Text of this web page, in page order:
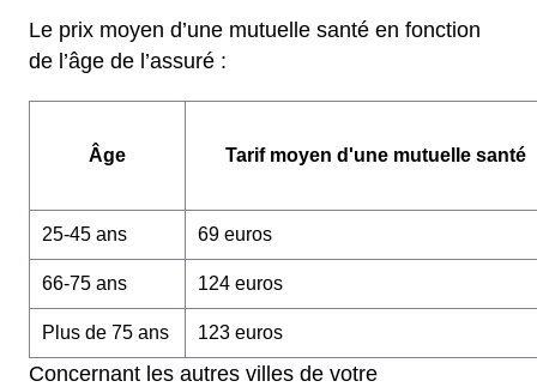
Le prix moyen d’une mutuelle santé en fonction
de l’âge de l’assuré :
Âge Tarif moyen d'une mutuelle santé
25-45 ans 69 euros
66-75 ans 124 euros
Plus de 75 ans 123 euros
Concernant les autres villes de votre